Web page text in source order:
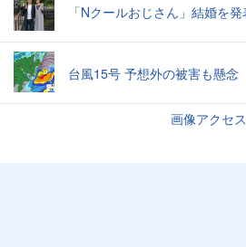
「Nクールおじさん」結婚を発
台風15号 予想外の被害も懸念
画像アクセ